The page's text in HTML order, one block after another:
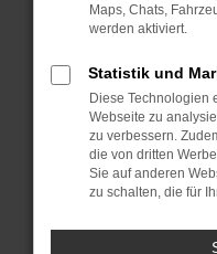
Neuwagen.
Fahrzeuge in
dienten,
deren Vorteile
meist nur
Autos dann als
Vorführwagen
in den Verkauf.
den
Maps, Chats,
werden aktiviert.
Statistik und
Diese Technologien
Webseite zu
zu verbessern.
die von dritten
Sie auf anderen
zu schalten, die für